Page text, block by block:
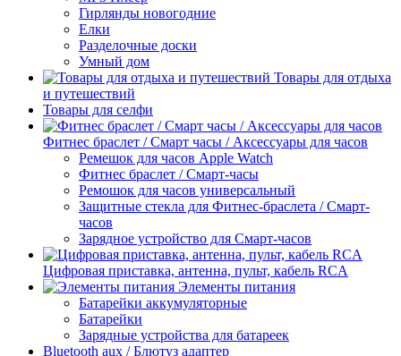
Гирлянды новогодние
Елки
Разделочные доски
Умный дом
Товары для отдыха
и путешествий
Товары для селфи
Фитнес браслет / Смарт часы / Аксессуары для часов
Ремешок для часов Apple Watch
Фитнес браслет / Смарт-часы
Ремошок для часов универсальный
Защитные стекла для Фитнес-браслета / Смарт-
часов
Зарядное устройство для Смарт-часов
Цифровая приставка, антенна, пульт, кабель RCA
Элементы питания
Батарейки аккумуляторные
Батарейки
Зарядные устройства для батареек
Bluetooth aux / Блютуз адаптер